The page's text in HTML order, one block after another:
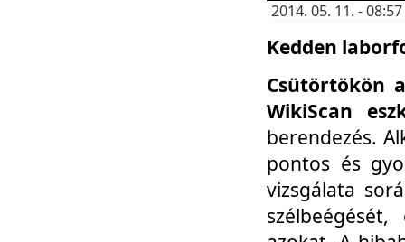
2014. 05. 11. -
Kedden
Csütörtökön
WikiScan
berendezés.
pontos és
vizsgálata